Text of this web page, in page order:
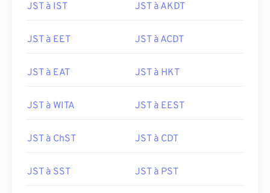
JST à IST JST à AKDT
JST à EET JST à ACDT
JST à EAT JST à HKT
JST à WITA JST à EEST
JST à ChST JST à CDT
JST à SST JST à PST